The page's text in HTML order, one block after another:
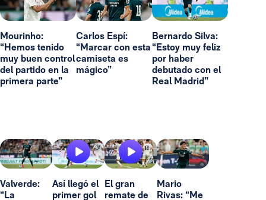
Mourinho:
“Hemos tenido
muy buen control
del partido en la
primera parte”
Carlos Espí:
“Marcar con esta
camiseta es
mágico”
Bernardo Silva:
“Estoy muy feliz
por haber
debutado con el
Real Madrid”
Valverde:
“La
Así llegó el
primer gol
El gran
remate de
Mario
Rivas: “Me